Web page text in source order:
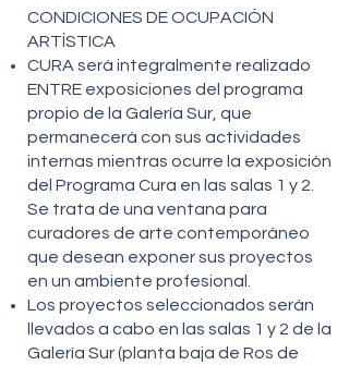
CONDICIONES DE OCUPACIÓN
ARTÍSTICA
CURA será integralmente realizado
ENTRE exposiciones del programa
propio de la Galería Sur, que
permanecerá con sus actividades
internas mientras ocurre la exposición
del Programa Cura en las salas 1 y 2.
Se trata de una ventana para
curadores de arte contemporáneo
que desean exponer sus proyectos
en un ambiente profesional.
Los proyectos seleccionados serán
llevados a cabo en las salas 1 y 2 de la
Galería Sur (planta baja de Ros de